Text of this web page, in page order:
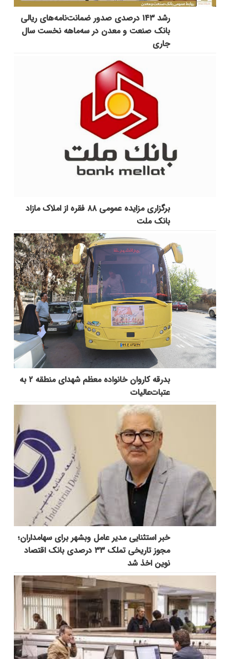
رشد ۱۴۳ درصدی صدور ضمانت‌نامه‌های ریالی
بانک صنعت و معدن در سه‌ماهه نخست سال
جاری
برگزاری مزایده عمومی ۸۸ فقره از املاک مازاد
بانک ملت
بدرقه کاروان خانواده معظم شهدای منطقه ۲ به
عتبات‌عالیات
خبر استثنایی مدیر عامل وبشهر برای سهامداران؛
مجوز تاریخی تملک ۳۳ درصدی بانک اقتصاد
نوین اخذ شد